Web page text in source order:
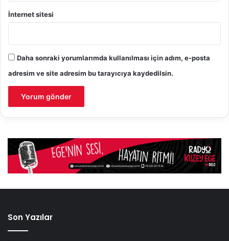
İnternet sitesi
Daha sonraki yorumlarımda kullanılması için adım, e-posta
adresim ve site adresim bu tarayıcıya kaydedilsin.
Son Yazılar